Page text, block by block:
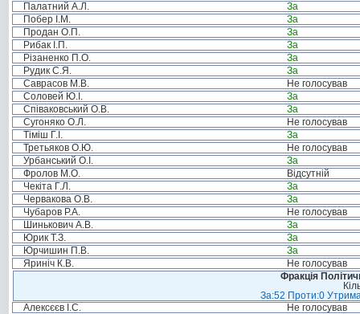
Палатний А.Л.
За
Побер І.М.
За
Продан О.П.
За
Рибак І.П.
За
Різаненко П.О.
За
Рудик С.Я.
За
Саврасов М.В.
Не голосував
Соловей Ю.І.
За
Співаковський О.В.
За
Сугоняко О.Л.
Не голосував
Тіміш Г.І.
За
Третьяков О.Ю.
Не голосував
Урбанський О.І.
За
Фролов М.О.
Відсутній
Чекіта Г.Л.
За
Червакова О.В.
За
Чубаров Р.А.
Не голосував
Шинькович А.В.
За
Юрик Т.З.
За
Юрчишин П.В.
За
Яриніч К.В.
Не голосував
Фракція
За:52 Проти:0
Алексєєв І.С.
Не голосував